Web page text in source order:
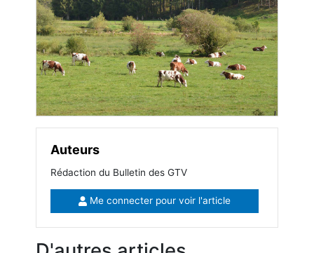
Auteurs
Rédaction du Bulletin des GTV
Me connecter pour voir l'article